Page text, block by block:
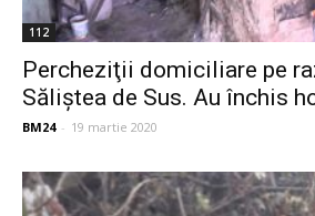
112
Percheziţii domiciliare pe
Săliştea de Sus. Au închis
BM24 - 19 martie 2020